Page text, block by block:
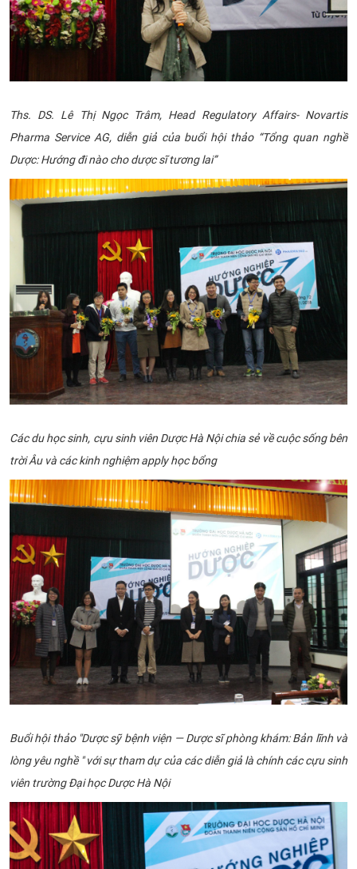
Ths. DS. Lê Thị Ngọc Trâm, Head Regulatory Affairs- Novartis
Pharma Service AG, diễn giả của buổi hội thảo “Tổng quan nghề
Dược: Hướng đi nào cho dược sĩ tương lai”
Các du học sinh, cựu sinh viên Dược Hà Nội chia sẻ về cuộc sống bên
trời Âu và các kinh nghiệm apply học bổng
Buổi hội thảo "Dược sỹ bệnh viện — Dược sĩ phòng khám: Bản lĩnh và
lòng yêu nghề " với sự tham dự của các diễn giả là chính các cựu sinh
viên trường Đại học Dược Hà Nội